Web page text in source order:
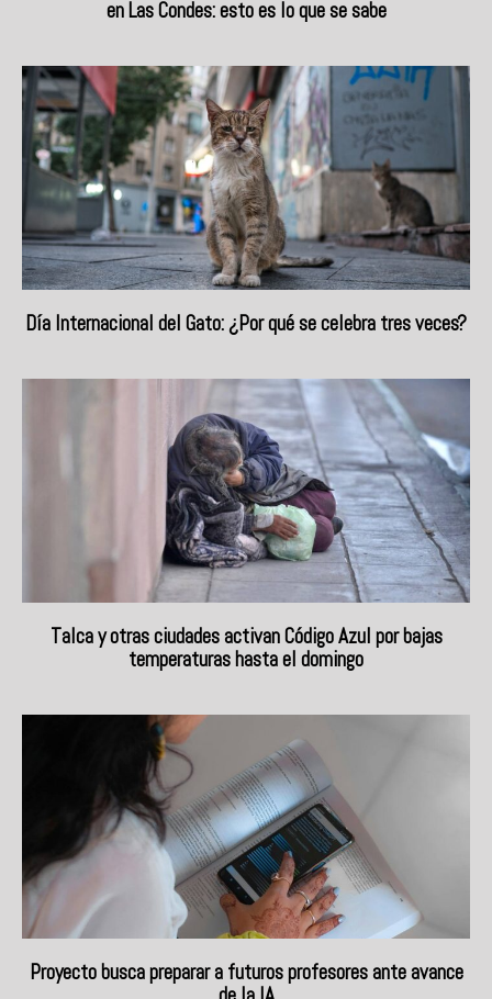
en Las Condes: esto es lo que se sabe
Día Internacional del Gato: ¿Por qué se celebra tres veces?
Talca y otras ciudades activan Código Azul por bajas
temperaturas hasta el domingo
Proyecto busca preparar a futuros profesores ante avance